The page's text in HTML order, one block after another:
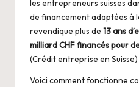
les entrepreneurs suisses
de financement adaptées à
revendique plus de 13 ans
milliard CHF financés pour
(Crédit entreprise en Suisse)
Voici comment fonctionne